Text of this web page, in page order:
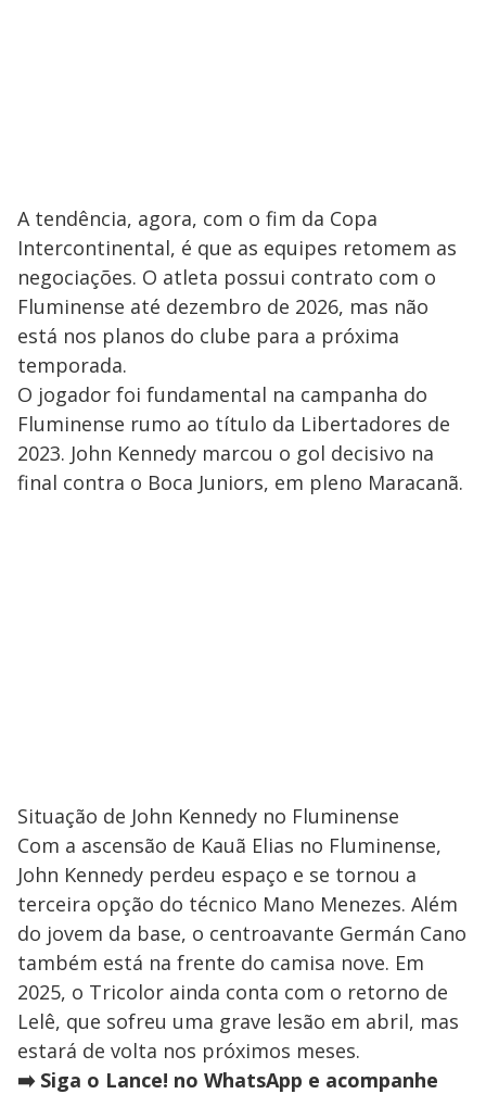
A tendência, agora, com o fim da Copa
Intercontinental, é que as equipes retomem as
negociações. O atleta possui contrato com o
Fluminense até dezembro de 2026, mas não
está nos planos do clube para a próxima
temporada.
O jogador foi fundamental na campanha do
Fluminense rumo ao título da Libertadores de
2023. John Kennedy marcou o gol decisivo na
final contra o Boca Juniors, em pleno Maracanã.
Situação de John Kennedy no Fluminense
Com a ascensão de Kauã Elias no Fluminense,
John Kennedy perdeu espaço e se tornou a
terceira opção do técnico Mano Menezes. Além
do jovem da base, o centroavante Germán Cano
também está na frente do camisa nove. Em
2025, o Tricolor ainda conta com o retorno de
Lelê, que sofreu uma grave lesão em abril, mas
estará de volta nos próximos meses.
➡️ Siga o Lance! no WhatsApp e acompanhe